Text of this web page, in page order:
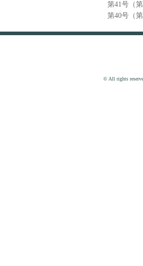
第41号（
第40号（
© All rights